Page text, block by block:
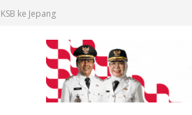
ke Jepang
Rabies
PBG Gratis
Distribusi